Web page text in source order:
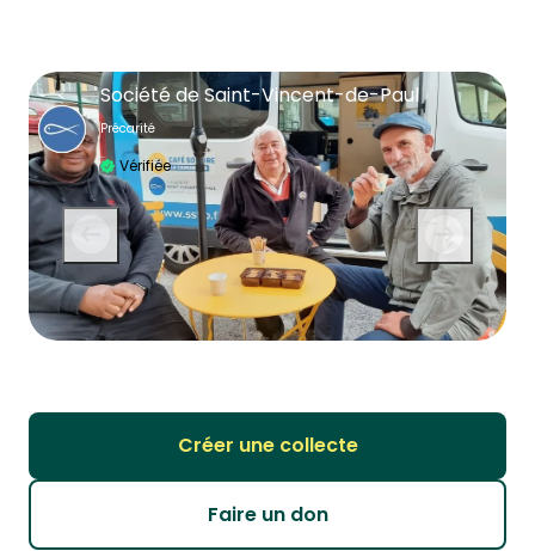
Société de Saint-Vincent-de-Paul
Précarité
Vérifiée
Créer une collecte
Faire un don